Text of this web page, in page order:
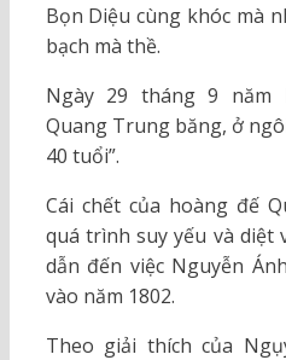
Bọn Diệu cùng khóc mà
bạch mà thề.
Ngày 29 tháng 9 năm
Quang Trung băng, ở
40 tuổi”.
Cái chết của hoàng đế
quá trình suy yếu và diệt
dẫn đến việc Nguyễn
vào năm 1802.
Theo giải thích của